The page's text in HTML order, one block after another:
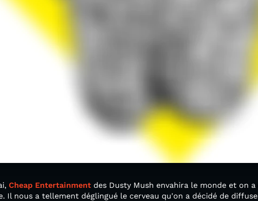
Cheap Entertainment des Dusty Mush envahira le monde et on
Il nous a tellement déglingué le cerveau qu'on a décidé de